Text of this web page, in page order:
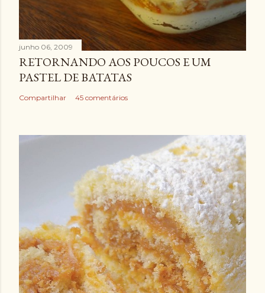
junho 06, 2009
RETORNANDO AOS POUCOS E UM
PASTEL DE BATATAS
Compartilhar 45 comentários